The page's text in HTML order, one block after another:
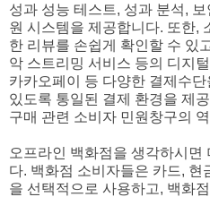
성과 성능 테스트, 성과 분석,
원 시스템을 제공합니다. 또한,
한 리뷰를 손쉽게 확인할 수 있
악 스트리밍 서비스 등의 디지
카카오페이 등 다양한 결제수
있도록 통일된 결제 환경을 제
구매 관련 소비자 민원창구의
오프라인 백화점을 생각하시면
다. 백화점 소비자들은 카드,
을 선택적으로 사용하고, 백화